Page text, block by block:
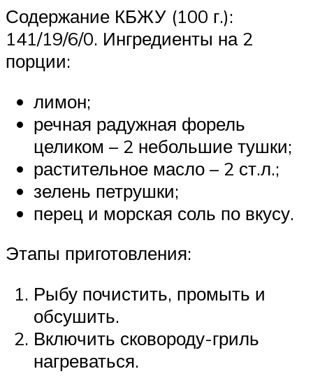
Содержание КБЖУ (100 г.):
141/19/6/0. Ингредиенты на 2
порции:
лимон;
речная радужная форель
целиком – 2 небольшие тушки;
растительное масло – 2 ст.л.;
зелень петрушки;
перец и морская соль по вкусу.
Этапы приготовления:
Рыбу почистить, промыть и
обсушить.
Включить сковороду-гриль
нагреваться.